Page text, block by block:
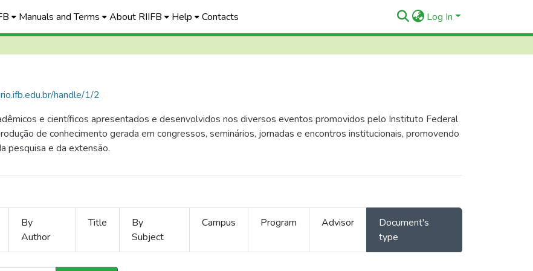
Manuals and Terms About RIIFB Help Contacts Log In
handle/1/2
e científicos apresentados e desenvolvidos nos diversos eventos promovidos pelo Instituto Federal
de conhecimento gerada em congressos, seminários, jornadas e encontros institucionais, promovendo
pesquisa e da extensão.
By
Author
Title
By
Subject
Campus Program Advisor
Document's
type